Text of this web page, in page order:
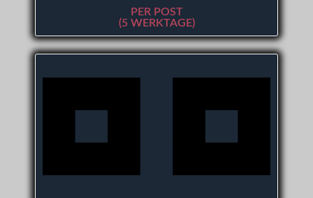
PER POST
(5 WERKTAGE)